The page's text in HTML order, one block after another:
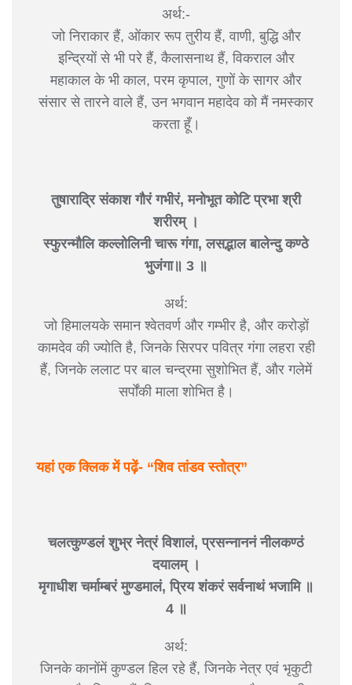
अर्थ:-
जो निराकार हैं, ओंकार रूप तुरीय हैं, वाणी, बुद्धि और
इन्द्रियों से भी परे हैं, कैलासनाथ हैं, विकराल और
महाकाल के भी काल, परम कृपाल, गुणों के सागर और
संसार से तारने वाले हैं, उन भगवान महादेव को मैं नमस्कार
करता हूँ।
तुषाराद्रि संकाश गौरं गभीरं, मनोभूत कोटि प्रभा श्री
शरीरम् ।
स्फुरन्मौलि कल्लोलिनी चारू गंगा, लसद्भाल बालेन्दु कण्ठे
भुजंगा॥ 3 ॥
अर्थ:
जो हिमालयके समान श्वेतवर्ण और गम्भीर है, और करोड़ों
कामदेव की ज्योति है, जिनके सिरपर पवित्र गंगा लहरा रही
हैं, जिनके ललाट पर बाल चन्द्रमा सुशोभित हैं, और गलेमें
सर्पोंकी माला शोभित है।
यहां एक क्लिक में पढ़ें- “शिव तांडव स्तोत्र”
चलत्कुण्डलं शुभ्र नेत्रं विशालं, प्रसन्नाननं नीलकण्ठं
दयालम् ।
मृगाधीश चर्माम्बरं मुण्डमालं, प्रिय शंकरं सर्वनाथं भजामि ॥
4 ॥
अर्थ:
जिनके कानोंमें कुण्डल हिल रहे हैं, जिनके नेत्र एवं भृकुटी